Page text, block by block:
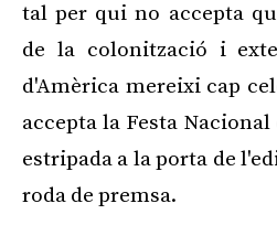
tal per qui no accepta
de la colonització i
d'Amèrica mereixi cap
accepta la Festa
estripada a la porta de
roda de premsa.